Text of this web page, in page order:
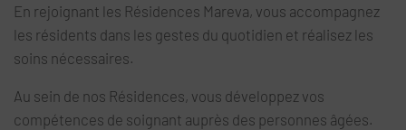
En rejoignant les Résidences Mareva, vous accompagnez
les résidents dans les gestes du quotidien et réalisez les
soins nécessaires.
Au sein de nos Résidences, vous développez vos
compétences de soignant auprès des personnes âgées.